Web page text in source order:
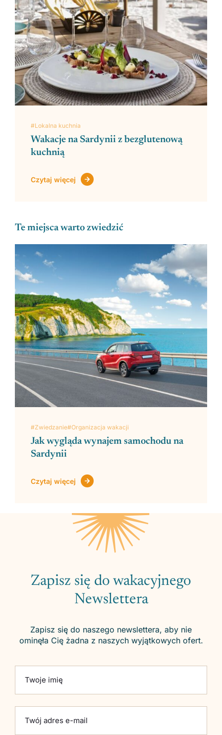
#Lokalna kuchnia
Wakacje na Sardynii z bezglutenową
kuchnią
Czytaj więcej
Te miejsca warto zwiedzić
#Zwiedzanie#Organizacja wakacji
Jak wygląda wynajem samochodu na
Sardynii
Czytaj więcej
Zapisz się do wakacyjnego
Newslettera
Zapisz się do naszego newslettera, aby nie
ominęła Cię żadna z naszych wyjątkowych ofert.
Twoje imię
Twój adres e-mail